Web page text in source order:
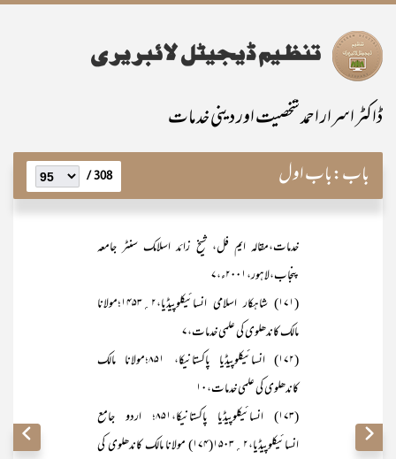
ڈاکٹر اسرار احمد شخصیت اور دینی خدمات
باب:باب اول 308 /
خدمات،مقالہ ایم فل، شیخ زائد اسلامک سنٹر جامعہ
پنجاب،لاہور،۲۰۰۱ء،۷
(۱۷۱) شاہکار اسلامی انسائیکلوپیڈیا،۲؍۱۴۵۳؛مولانا
مالک کاندھلوی کی علمی خدمات،۷
(۱۷۲) انسائیکلوپیڈیا پاکستانیکا، ۸۵۱؛مولانا مالک
کاندھلوی کی علمی خدمات،۱۰
(۱۷۳) انسائیکلوپیڈیا پاکستانیکا،۸۵۱؛ اردو جامع
انسائیکلوپیڈیا،۲؍۱۵۰۳(۱۷۴) مولانا مالک کاندھلوی کی